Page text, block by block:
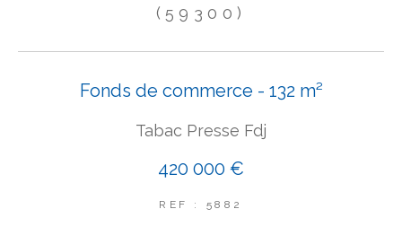
(59300)
Fonds de commerce - 132 m²
Tabac Presse Fdj
420 000 €
REF : 5882